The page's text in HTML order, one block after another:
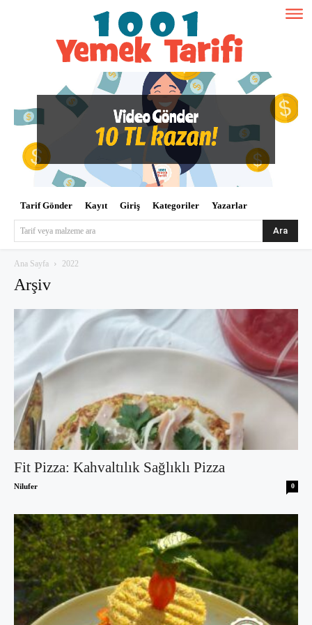
Tarif Gönder Kayıt Giriş Kategoriler Yazarlar
Tarif veya malzeme ara Ara
Ana Sayfa 2022
Arşiv
Fit Pizza: Kahvaltılık Sağlıklı Pizza
Nilufer 0